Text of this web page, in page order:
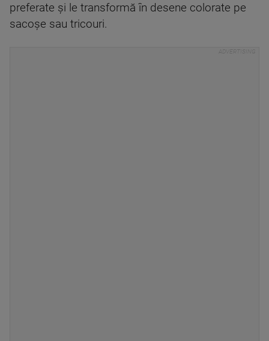
preferate și le transformă în desene colorate pe
sacoșe sau tricouri.